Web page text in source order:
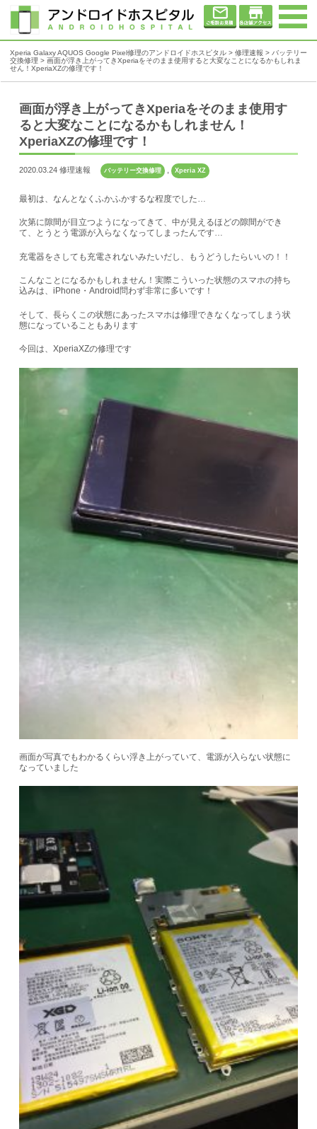
Xperia Galaxy AQUOS Google Pixel修理のアンドロイドホスピタル > 修理速報 > バッテリー
交換修理 > 画面が浮き上がってきXperiaをそのまま使用すると大変なことになるかもしれま
せん！XperiaXZの修理です！
画面が浮き上がってきXperiaをそのまま使用す
ると大変なことになるかもしれません！
XperiaXZの修理です！
2020.03.24 修理速報 バッテリー交換修理 , Xperia XZ
最初は、なんとなくふかふかするな程度でした…
次第に隙間が目立つようになってきて、中が見えるほどの隙間ができ
て、とうとう電源が入らなくなってしまったんです…
充電器をさしても充電されないみたいだし、もうどうしたらいいの！！
こんなことになるかもしれません！実際こういった状態のスマホの持ち
込みは、iPhone・Android問わず非常に多いです！
そして、長らくこの状態にあったスマホは修理できなくなってしまう状
態になっていることもあります
今回は、XperiaXZの修理です
画面が写真でもわかるくらい浮き上がっていて、電源が入らない状態に
なっていました